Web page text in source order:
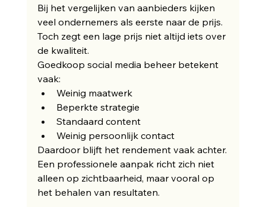
Bij het vergelijken van aanbieders kijken
veel ondernemers als eerste naar de prijs.
Toch zegt een lage prijs niet altijd iets over
de kwaliteit.
Goedkoop social media beheer betekent
vaak:
Weinig maatwerk
Beperkte strategie
Standaard content
Weinig persoonlijk contact
Daardoor blijft het rendement vaak achter.
Een professionele aanpak richt zich niet
alleen op zichtbaarheid, maar vooral op
het behalen van resultaten.